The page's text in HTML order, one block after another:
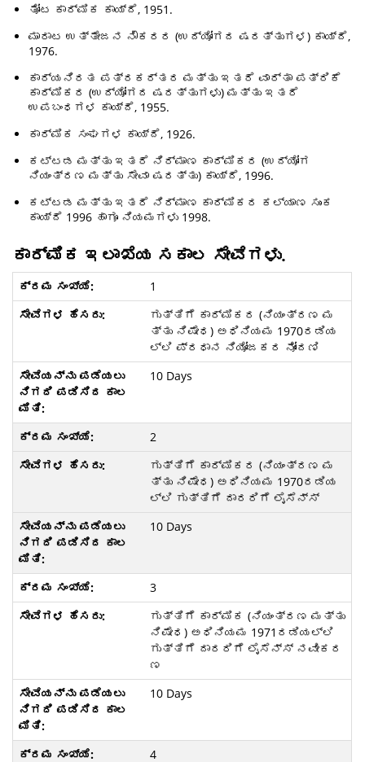
ತೋಟ ಕಾರ್ಮಿಕ ಕಾಯ್ದೆ, 1951.
ಮಾರಾಟ ಉತ್ತೇಜನ ನೌಕರರ (ಉದ್ಯೋಗದ ಷರತ್ತುಗಳ) ಕಾಯ್ದೆ,
1976.
ಕಾರ್ಯನಿರತ ಪತ್ರಕರ್ತರ ಮತ್ತು ಇತರೆ ವಾರ್ತಾ ಪತ್ರಿಕೆ
ಕಾರ್ಮಿಕರ (ಉದ್ಯೋಗದ ಷರತ್ತುಗಳು) ಮತ್ತು ಇತರೆ
ಉಪಬಂಧಗಳ ಕಾಯ್ದೆ, 1955.
ಕಾರ್ಮಿಕ ಸಂಘಗಳ ಕಾಯ್ದೆ, 1926.
ಕಟ್ಟಡ ಮತ್ತು ಇತರೆ ನಿರ್ಮಾಣ ಕಾರ್ಮಿಕರ (ಉದ್ಯೋಗ
ನಿಯಂತ್ರಣ ಮತ್ತು ಸೇವಾ ಷರತ್ತು) ಕಾಯ್ದೆ, 1996.
ಕಟ್ಟಡ ಮತ್ತು ಇತರೆ ನಿರ್ಮಾಣ ಕಾರ್ಮಿಕರ ಕಲ್ಯಾಣ ಸುಂಕ
ಕಾಯ್ದೆ 1996 ಹಾಗೂ ನಿಯಮಗಳು 1998.
ಕಾರ್ಮಿಕ ಇಲಾಖೆಯ ಸಕಾಲ ಸೇವೆಗಳು.
1
ಗುತ್ತಿಗೆ ಕಾರ್ಮಿಕರ (ನಿಯಂತ್ರಣ ಮ
ತ್ತು ನಿಷೇಧ) ಅಧಿನಿಯಮ 1970ರಡಿಯ
ಲ್ಲಿ ಪ್ರಧಾನ ನಿಯೋಜಕರ ನೋಂದಣಿ
10 Days
2
ಗುತ್ತಿಗೆ ಕಾರ್ಮಿಕರ (ನಿಯಂತ್ರಣ ಮ
ತ್ತು ನಿಷೇಧ) ಅಧಿನಿಯಮ 1970ರಡಿಯ
ಲ್ಲಿ ಗುತ್ತಿಗೆ ದಾರರಿಗೆ ಲೈಸೆನ್ಸ್
10 Days
3
ಗುತ್ತಿಗೆ ಕಾರ್ಮಿಕ (ನಿಯಂತ್ರಣ ಮತ್ತು
ನಿಷೇಧ) ಅಧಿನಿಯಮ 1971ರಡಿಯಲ್ಲಿ
ಗುತ್ತಿಗೆ ದಾರರಿಗೆ ಲೈಸೆನ್ಸ್ ನವೀಕರ
ಣ
10 Days
4